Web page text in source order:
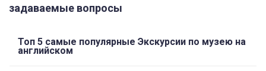
задаваемые вопросы
Топ 5 самые популярные Экскурсии по музею на
английском